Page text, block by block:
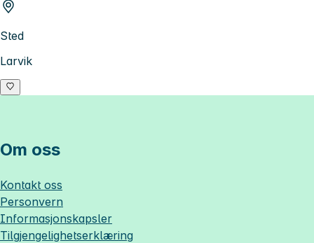
Sted
Larvik
Om oss
Kontakt oss
Personvern
Informasjonskapsler
Tilgjengelighetserklæring